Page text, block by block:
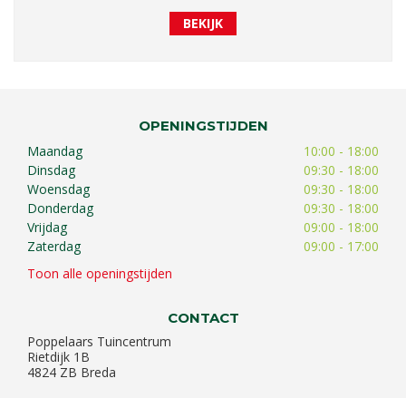
BEKIJK
OPENINGSTIJDEN
Maandag
10:00 - 18:00
Dinsdag
09:30 - 18:00
Woensdag
09:30 - 18:00
Donderdag
09:30 - 18:00
Vrijdag
09:00 - 18:00
Zaterdag
09:00 - 17:00
Toon alle openingstijden
CONTACT
Poppelaars Tuincentrum
Rietdijk 1B
4824 ZB Breda